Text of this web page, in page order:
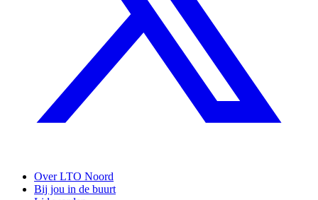
Over LTO Noord
Bij jou in de buurt